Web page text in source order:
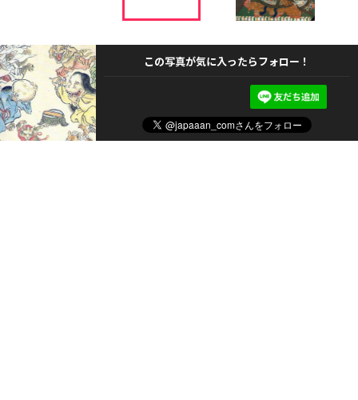
この写真が気に入ったらフォロー！